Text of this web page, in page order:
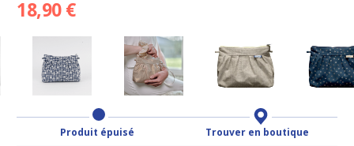
18,90 €
Produit épuisé Trouver en boutique